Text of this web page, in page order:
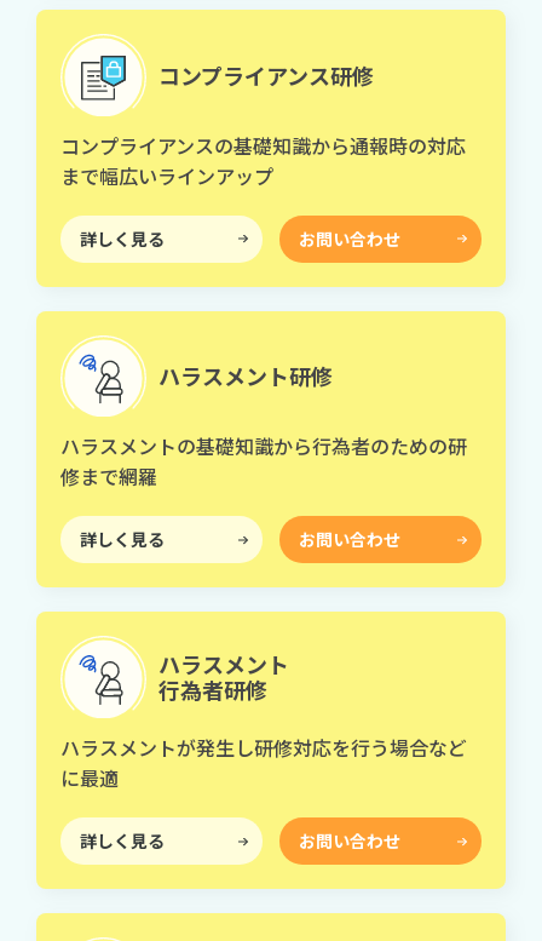
コンプライアンス研修
コンプライアンスの基礎知識から通報時の対応
まで幅広いラインアップ
詳しく見る お問い合わせ
ハラスメント研修
ハラスメントの基礎知識から行為者のための研
修まで網羅
詳しく見る お問い合わせ
ハラスメント
行為者研修
ハラスメントが発生し研修対応を行う場合など
に最適
詳しく見る お問い合わせ